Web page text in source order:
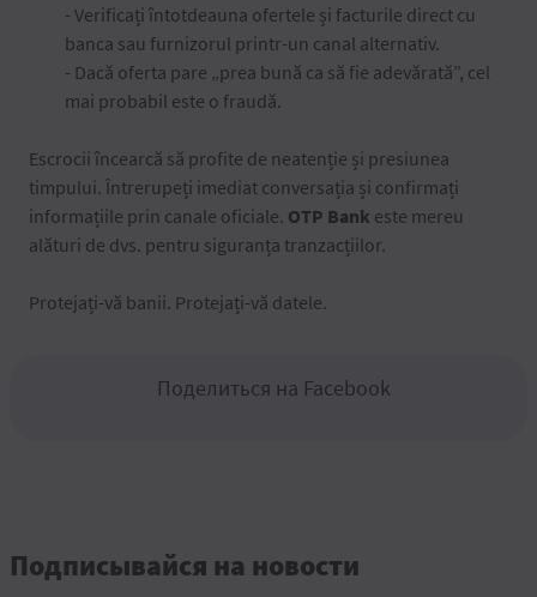
- Verificați întotdeauna ofertele și facturile direct cu
banca sau furnizorul printr-un canal alternativ.
- Dacă oferta pare „prea bună ca să fie adevărată”, cel
mai probabil este o fraudă.
Escrocii încearcă să profite de neatenție și presiunea
timpului. Întrerupeți imediat conversația și confirmați
informațiile prin canale oficiale. OTP Bank este mereu
alături de dvs. pentru siguranța tranzacțiilor.
Protejați-vă banii. Protejați-vă datele.
Поделиться на Facebook
Подписывайся на новости